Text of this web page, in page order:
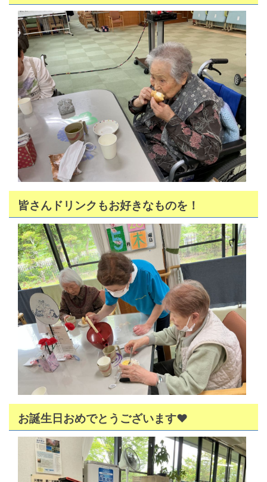
皆さんドリンクもお好きなものを！
お誕生日おめでとうございます♥